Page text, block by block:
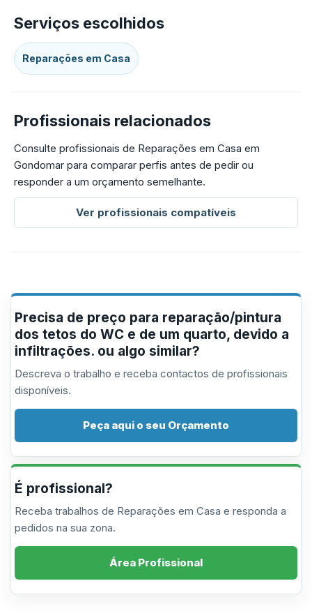
Serviços escolhidos
Reparações em Casa
Profissionais relacionados
Consulte profissionais de Reparações em Casa em
Gondomar para comparar perfis antes de pedir ou
responder a um orçamento semelhante.
Ver profissionais compatíveis
Precisa de preço para reparação/pintura
dos tetos do WC e de um quarto, devido a
infiltrações. ou algo similar?
Descreva o trabalho e receba contactos de profissionais
disponíveis.
Peça aqui o seu Orçamento
É profissional?
Receba trabalhos de Reparações em Casa e responda a
pedidos na sua zona.
Área Profissional